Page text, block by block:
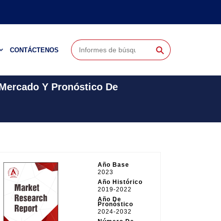
CONTÁCTENOS ⚲
Y Pronóstico De
Año Base
2023
Año Histórico
2019-2022
Año De
Pronóstico
2024-2032